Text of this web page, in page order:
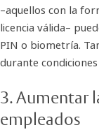
–aquellos con la
licencia válida–
PIN o biometría.
durante
3. Aumentar
empleados